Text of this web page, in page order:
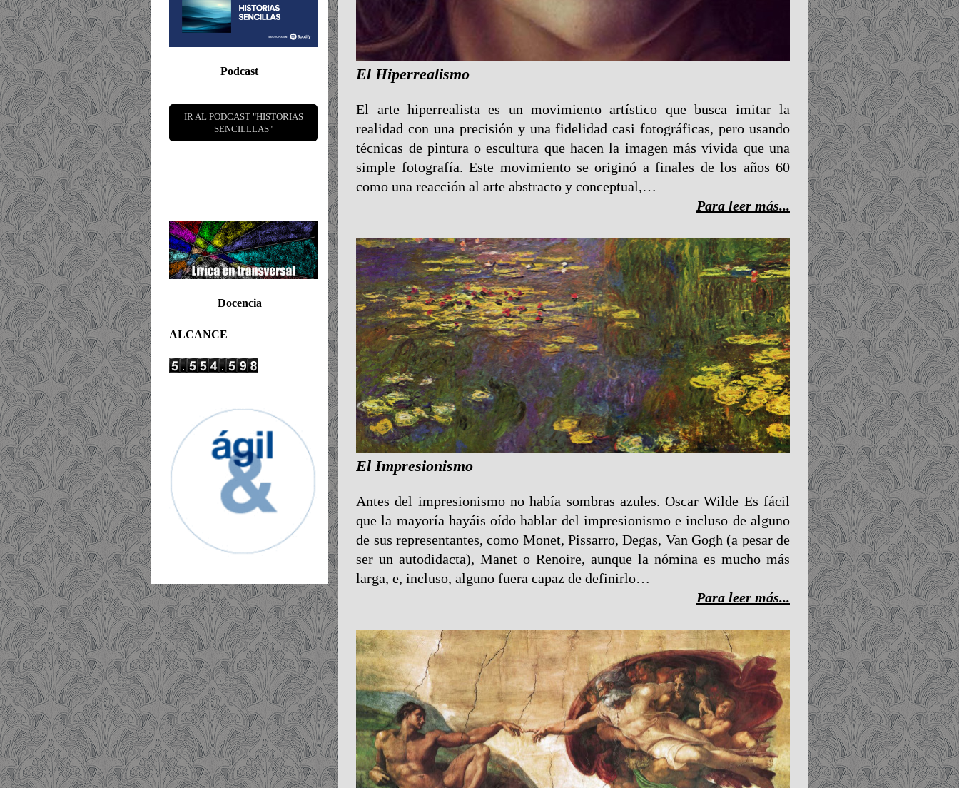
El Hiperrealismo
El arte hiperrealista es un movimiento artístico que busca imitar la
realidad con una precisión y una fidelidad casi fotográficas, pero usando
técnicas de pintura o escultura que hacen la imagen más vívida que una
simple fotografía. Este movimiento se originó a finales de los años 60
como una reacción al arte abstracto y conceptual,…
Para leer más...
El Impresionismo
Antes del impresionismo no había sombras azules. Oscar Wilde Es fácil
que la mayoría hayáis oído hablar del impresionismo e incluso de alguno
de sus representantes, como Monet, Pissarro, Degas, Van Gogh (a pesar de
ser un autodidacta), Manet o Renoire, aunque la nómina es mucho más
larga, e, incluso, alguno fuera capaz de definirlo…
Para leer más...
Podcast
IR AL PODCAST "HISTORIAS
SENCILLLAS"
Docencia
ALCANCE